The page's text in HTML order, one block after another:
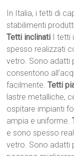
In Italia, i tetti di
stabilimenti
Tetti inclinati I
spesso realizzati
vetro. Sono adatti
consentono
facilmente.Tetti
lastre metalliche,
ospitare impianti
ampia e uniforme.
e sono spesso
vetro. Sono adatti